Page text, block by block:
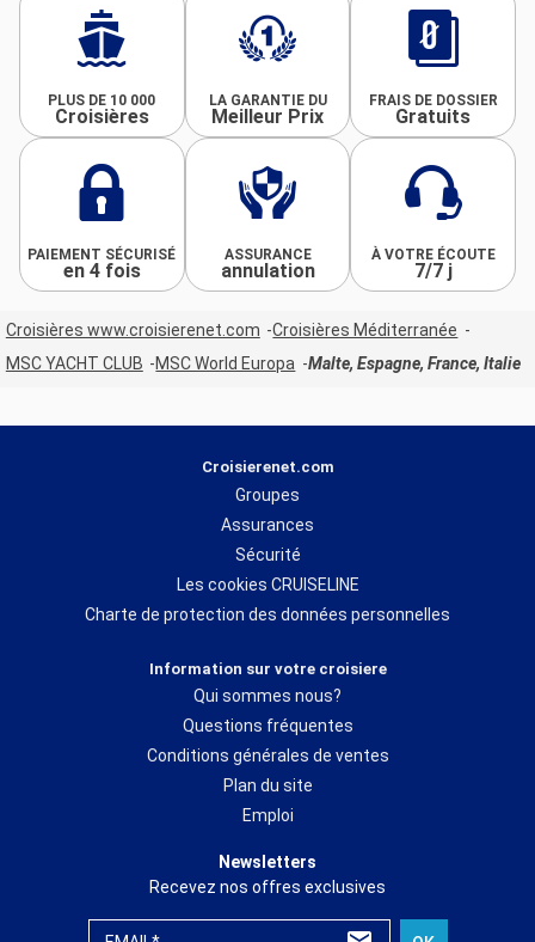
PLUS DE 10 000
Croisières
LA GARANTIE DU
Meilleur Prix
FRAIS DE DOSSIER
Gratuits
PAIEMENT SÉCURISÉ
en 4 fois
ASSURANCE
annulation
À VOTRE ÉCOUTE
7/7 j
Croisières www.croisierenet.com
Croisières Méditerranée
MSC YACHT CLUB
MSC World Europa Malte, Espagne, France, Italie
Croisierenet.com
Groupes
Assurances
Sécurité
Les cookies CRUISELINE
Charte de protection des données personnelles
Information sur votre croisiere
Qui sommes nous?
Questions fréquentes
Conditions générales de ventes
Plan du site
Emploi
Newsletters
Recevez nos offres exclusives